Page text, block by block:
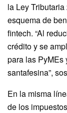
la Ley
esquema de
fintech. “Al
crédito y se
para las PyMEs
santafesina”,
En la misma
de los